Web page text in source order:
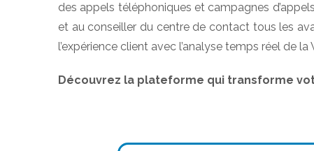
des appels téléphoniques et campagnes
et au conseiller du centre de contact tous les
l’expérience client avec l’analyse temps réel de
Découvrez la plateforme qui transforme